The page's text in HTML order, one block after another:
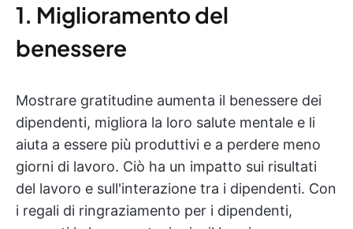
1. Miglioramento del
benessere
Mostrare gratitudine aumenta il benessere dei
dipendenti, migliora la loro salute mentale e li
aiuta a essere più produttivi e a perdere meno
giorni di lavoro. Ciò ha un impatto sui risultati
del lavoro e sull'interazione tra i dipendenti. Con
i regali di ringraziamento per i dipendenti,